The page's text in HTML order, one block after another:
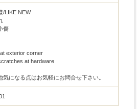
/LIKE NEW
傷
exterior corner
at hardware
になる点はお気軽にお問合せ下さい。